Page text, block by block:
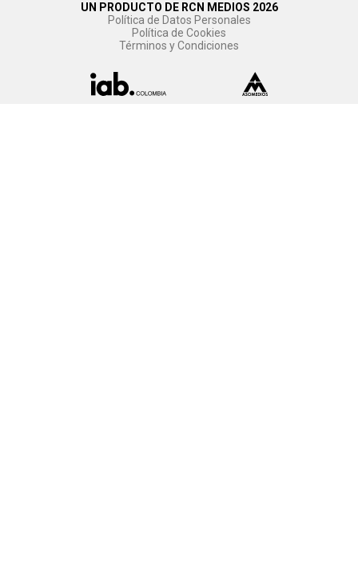
UN PRODUCTO DE RCN MEDIOS 2026
Política de Datos Personales
Política de Cookies
Términos y Condiciones